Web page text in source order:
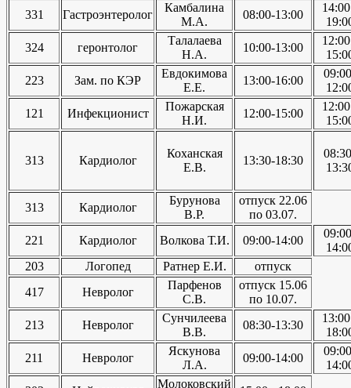
331
Гастроэнтеролог
Камбалина
М.А.
08:00-13:00
324
геронтолог
Талалаева
Н.А.
10:00-13:00
223
Зам. по КЭР
Евдокимова
Е.Е.
13:00-16:00
121
Инфекционист
Пожарская
Н.И.
12:00-15:00
313 Кардиолог
Коханская
Е.В.
13:30-18:30
313 Кардиолог
Бурунова
В.Р.
отпуск 22.06
по 03.07.
221
Кардиолог Волкова Т.И. 09:00-14:00
203
Логопед Ратнер Е.И.
отпуск
417
Невролог
Парфенов
С.В.
отпуск 15.06
по 10.07.
213
Невролог
Сунчилеева
В.В.
08:30-13:30
211
Невролог
Яскунова
Л.А.
09:00-14:00
Молоковский